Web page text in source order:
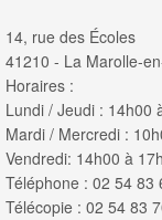
14, rue des Écoles
41210 - La Marolle-
Horaires :
Lundi / Jeudi : 14h00
Mardi / Mercredi :
Vendredi: 14h00 à
Téléphone : 02 54 83
Télécopie : 02 54 83